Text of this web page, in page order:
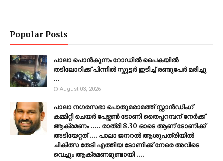
Popular Posts
പാലാ പൊൻകുന്നം റോഡിൽ പൈകയിൽ
തടിലോറിക്ക് പിന്നിൽ സ്കൂട്ടർ ഇടിച്ച് രണ്ടുപേർ മരിച്ചു
...
August 03, 2026
പാലാ നഗരസഭാ പൊതുമരാമത്ത് സ്റ്റാൻഡിംഗ്
കമ്മിറ്റി ചെയർ പേഴ്സൺ ടോണി തൈപ്പറമ്പന് നേർക്ക്
ആക്രമണം ..... രാത്രി 8.30 ഓടെ ആണ് ടോണിക്ക്
അടിയേറ്റത് .... പാലാ ജനറൽ ആശുപത്രിയിൽ
ചികിത്സ തേടി എത്തിയ ടോണിക്ക് നേരെ അവിടെ
വെച്ചും ആക്രമണമുണ്ടായി ....